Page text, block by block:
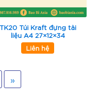
TK20 Túi Kraft đựng tài
liệu A4 27×12×34
Liên hệ
»